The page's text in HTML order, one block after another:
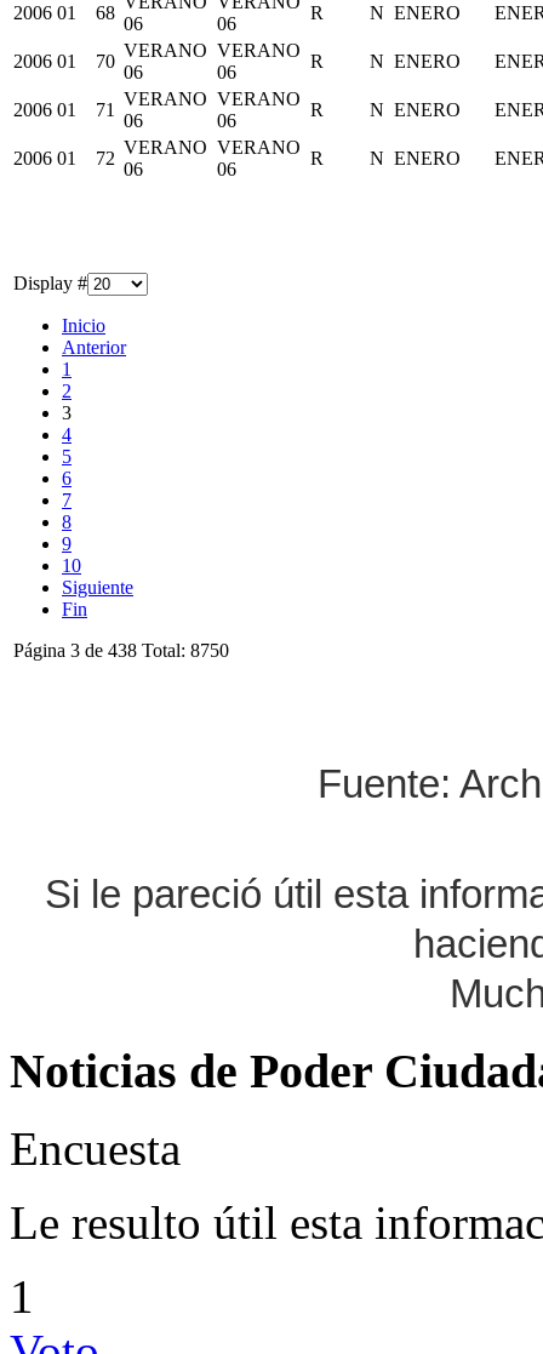
Display #
Inicio
Anterior
1
2
3
4
5
6
7
8
9
10
Siguiente
Fin
Página 3 de 438 Total: 8750
2006 01 68
06
06
R N ENERO
2006 01 70
VERANO
06
VERANO
06
R N ENERO
2006 01 71
VERANO
06
VERANO
06
R N ENERO
2006 01 72
VERANO
06
VERANO
06
R N ENERO
Fuente:
Si le pareció útil esta
Noticias de Poder
Encuesta
Le resulto útil esta
1